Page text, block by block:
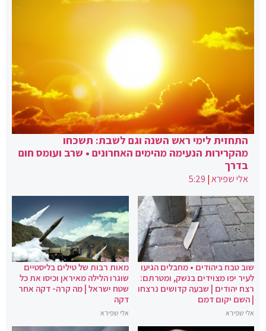
התחזית לימי ראש השנה וגם לשבת: תשכחו
מהקרירות הנעימה מהימים האחרונים • שרב ועומס חום
בדרך
אלי שפירא|
5:29
שוב טבח ביהודים • מחבלים הגיעו
לעיר יפו מצוידים בנשק, ומטרתם:
רצח יהודים | שבעה קדושים נרצחו
| השם יקום דמם
אלי שפירא
מאות רבות של טילים בליסטיים
שוגרו הלילה מאיראן וכיסו את כל
שטח ישראל | מה קרה- דקה אחר
דקה
אלי שפירא